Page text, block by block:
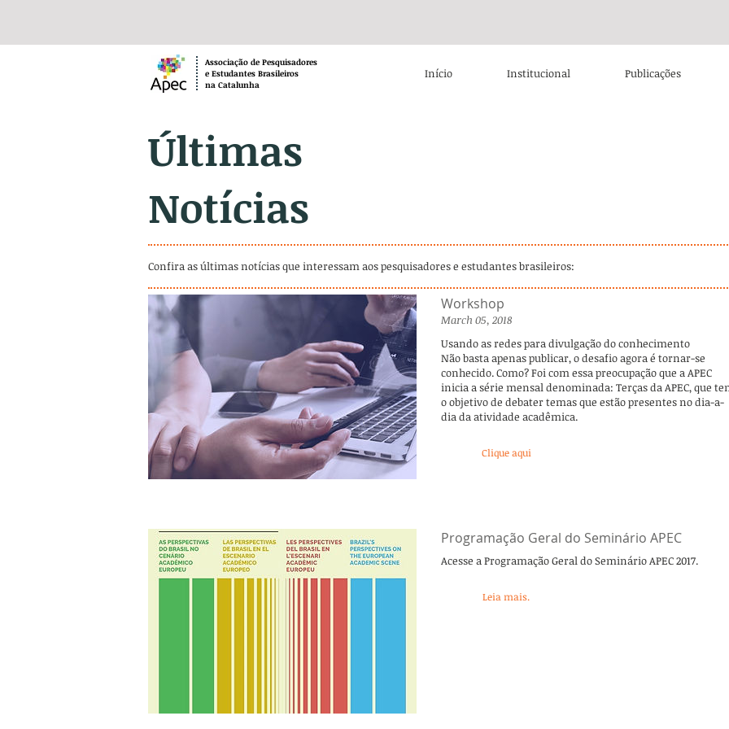
Associação de Pesquisadores
e Estudantes Brasileiros
na Catalunha
Início Institucional Publicações
Últimas
Notícias
Confira as últimas notícias que interessam aos pesquisadores e estudantes brasileiros:
Workshop
March 05, 2018
Usando as redes para divulgação do conhecimento
Não basta apenas publicar, o desafio agora é tornar-se
conhecido. Como? Foi com essa preocupação que a APEC
inicia a série mensal denominada: Terças da APEC, que
o objetivo de debater temas que estão presentes no dia-a-
dia da atividade acadêmica.
Clique aqui
Programação Geral do Seminário APEC
Acesse a Programação Geral do Seminário APEC 2017.
Leia mais.